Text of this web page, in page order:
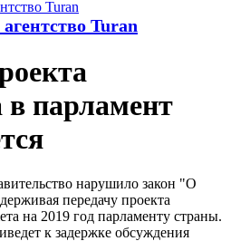
Turan
в парламент
нарушило закон "О
передачу проекта
на 2019 год парламенту страны.
к задержке обсуждения